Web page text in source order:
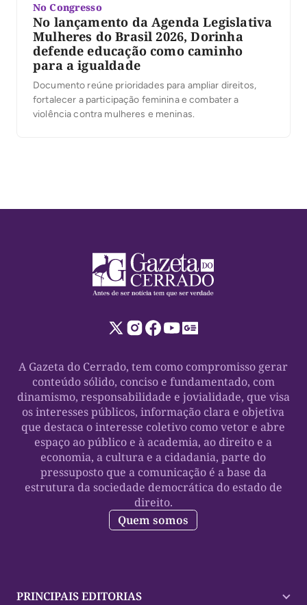
No Congresso
No lançamento da Agenda Legislativa
Mulheres do Brasil 2026, Dorinha
defende educação como caminho
para a igualdade
Documento reúne prioridades para ampliar direitos,
fortalecer a participação feminina e combater a
violência contra mulheres e meninas.
A Gazeta do Cerrado, tem como compromisso gerar
conteúdo sólido, conciso e fundamentado, com
dinamismo, responsabilidade e jovialidade, que visa
os interesses públicos, informação clara e objetiva
que destaca o interesse coletivo como vetor e abre
espaço ao público e à academia, ao direito e a
economia, a cultura e a cidadania, parte do
pressuposto que a comunicação é a base da
estrutura da sociedade democrática do estado de
direito.
Quem somos
PRINCIPAIS EDITORIAS